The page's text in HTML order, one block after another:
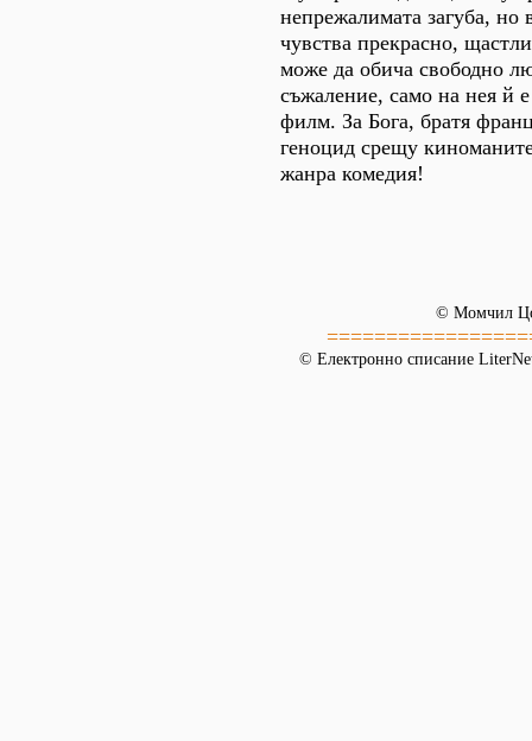
непрежалимата загуба, но
чувства прекрасно,
може да обича свободно
съжаление, само на нея й
филм. За Бога, братя
геноцид срещу
жанра комедия!
© Момчил
© Електронно списание